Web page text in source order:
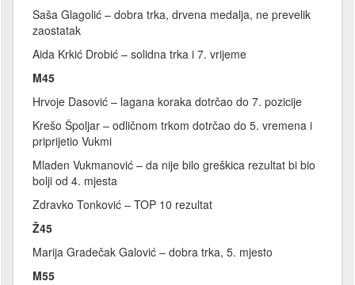
Saša Glagolić – dobra trka, drvena medalja, ne prevelik
zaostatak
Aida Krkić Drobić – solidna trka i 7. vrijeme
M45
Hrvoje Dasović – lagana koraka dotrčao do 7. pozicije
Krešo Špoljar – odličnom trkom dotrčao do 5. vremena i
priprijetio Vukmi
Mladen Vukmanović – da nije bilo greškica rezultat bi bio
bolji od 4. mjesta
Zdravko Tonković – TOP 10 rezultat
Ž45
Marija Gradečak Galović – dobra trka, 5. mjesto
M55